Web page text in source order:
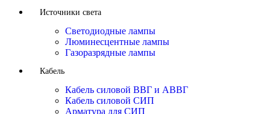
Источники света
Светодиодные лампы
Люминесцентные лампы
Газоразрядные лампы
Кабель
Кабель силовой ВВГ и АВВГ
Кабель силовой СИП
Арматура для СИП